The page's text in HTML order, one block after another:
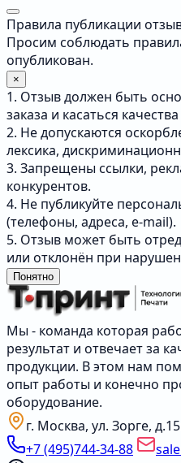
Правила публикации
Просим соблюдать
опубликован.
×
1. Отзыв должен быть
заказа и касаться
2. Не допускаются
лексика,
3. Запрещены ссылки,
конкурентов.
4. Не публикуйте
(телефоны, адреса, e-mail).
5. Отзыв может быть
или отклонён при
Понятно
Мы - команда которая
результат и отвечает за
продукции. В этом нам
опыт работы и конечно
оборудование.
г. Москва, ул. Зорге,
+7 (495)744-34-88